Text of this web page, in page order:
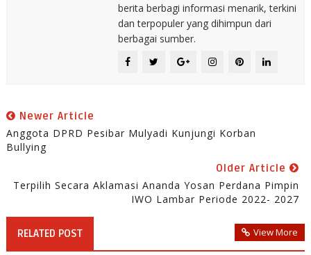
berita berbagi informasi menarik, terkini
dan terpopuler yang dihimpun dari
berbagai sumber.
Newer Article
Anggota DPRD Pesibar Mulyadi Kunjungi Korban
Bullying
Older Article
Terpilih Secara Aklamasi Ananda Yosan Perdana Pimpin
IWO Lambar Periode 2022- 2027
RELATED POST View More